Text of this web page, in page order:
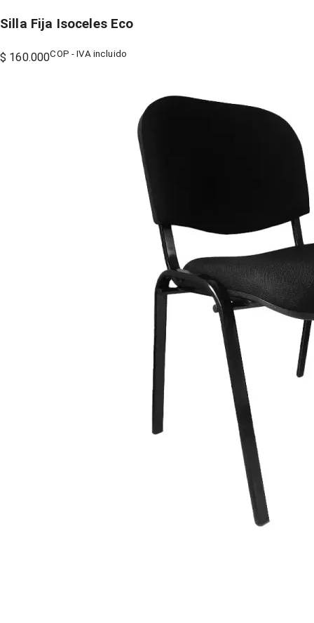
Silla Fija Isoceles Eco
$ 160.000COP - IVA incluido